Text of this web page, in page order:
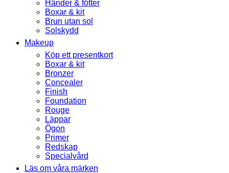
Händer & fötter
Boxar & kit
Brun utan sol
Solskydd
Makeup
Köp ett presentkort
Boxar & kit
Bronzer
Concealer
Finish
Foundation
Rouge
Läppar
Ögon
Primer
Redskap
Specialvård
Läs om våra märken